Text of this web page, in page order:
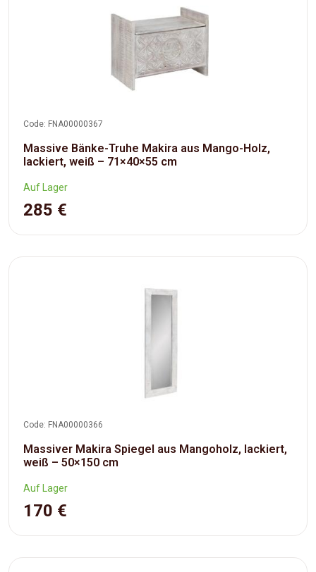
Code: FNA00000367
Massive Bänke-Truhe Makira aus Mango-Holz,
lackiert, weiß – 71×40×55 cm
Auf Lager
285 €
Code: FNA00000366
Massiver Makira Spiegel aus Mangoholz, lackiert,
weiß – 50×150 cm
Auf Lager
170 €